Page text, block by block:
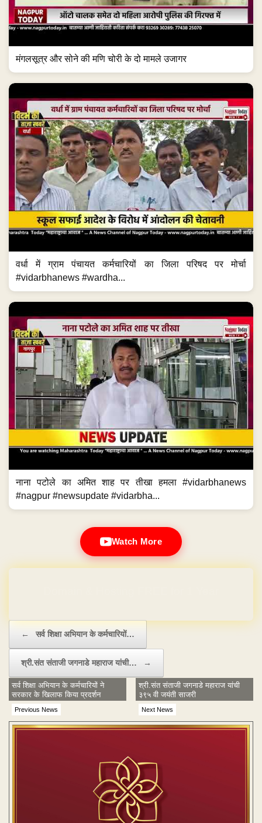
मंगलसूत्र और सोने की मणि चोरी के दो मामले उजागर
वर्धा में ग्राम पंचायत कर्मचारियों का जिला परिषद पर मोर्चा
#vidarbhanews #wardha...
नाना पटोले का अमित शाह पर तीखा हमला #vidarbhanews
#nagpur #newsupdate #vidarbha...
Watch More
← सर्व शिक्षा अभियान के कर्मचारियों…
श्री.संत संताजी जगनाडे महाराज यांची… →
Previous News
सर्व शिक्षा अभियान के कर्मचारियों ने
सरकार के खिलाफ किया प्रदर्शन
Next News
श्री.संत संताजी जगनाडे महाराज यांची
३९५ वी जयंती साजरी